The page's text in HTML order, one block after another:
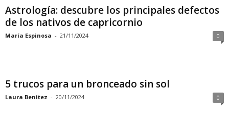
Astrología: descubre los principales defectos
de los nativos de capricornio
María Espinosa - 21/11/2024 0
5 trucos para un bronceado sin sol
Laura Benitez - 20/11/2024 0